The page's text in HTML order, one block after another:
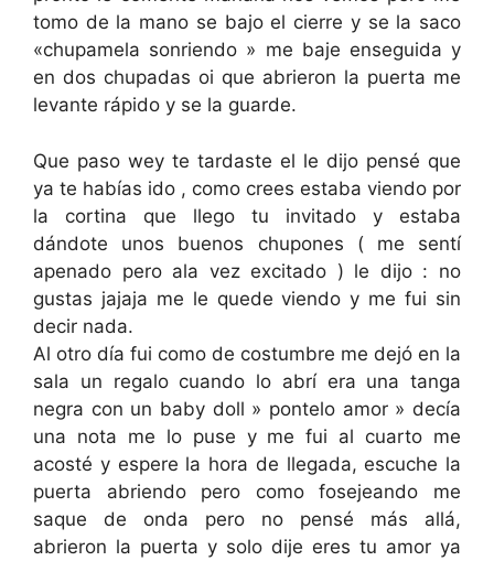
tomo de la mano se bajo el cierre y se la saco
«chupamela sonriendo » me baje enseguida y
en dos chupadas oi que abrieron la puerta me
levante rápido y se la guarde.
Que paso wey te tardaste el le dijo pensé que
ya te habías ido , como crees estaba viendo por
la cortina que llego tu invitado y estaba
dándote unos buenos chupones ( me sentí
apenado pero ala vez excitado ) le dijo : no
gustas jajaja me le quede viendo y me fui sin
decir nada.
Al otro día fui como de costumbre me dejó en la
sala un regalo cuando lo abrí era una tanga
negra con un baby doll » pontelo amor » decía
una nota me lo puse y me fui al cuarto me
acosté y espere la hora de llegada, escuche la
puerta abriendo pero como fosejeando me
saque de onda pero no pensé más allá,
abrieron la puerta y solo dije eres tu amor ya